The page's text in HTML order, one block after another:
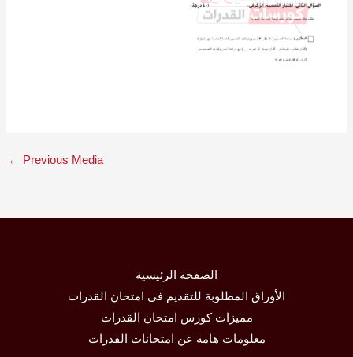
← Previous Media
الصفحة الرئيسية
الأوراق المطلوبة للتقديم فى امتحان القدرات
مميزات كورس امتحان القدرات
معلومات هامة عن امتحانات القدرات